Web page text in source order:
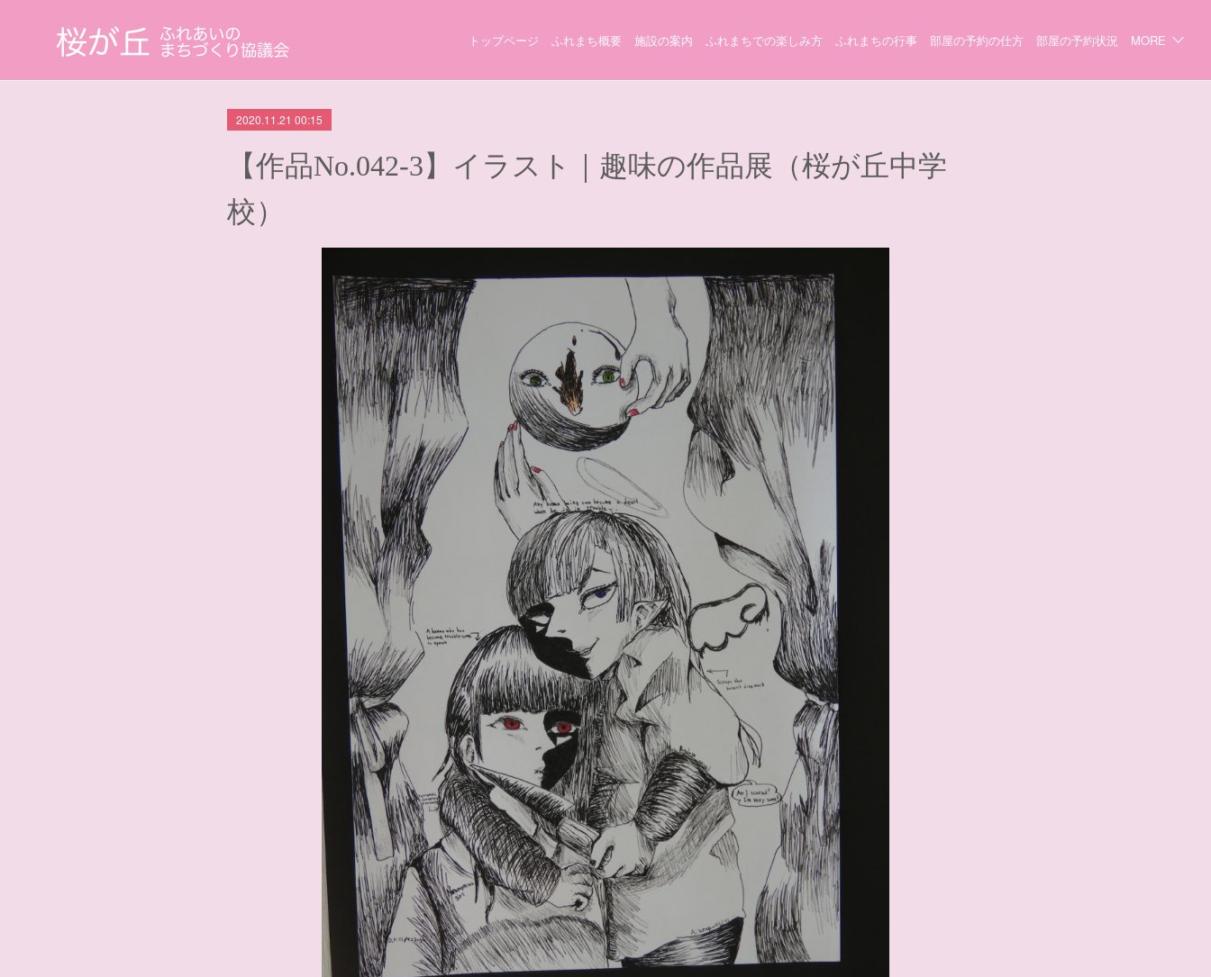
トップページ ふれまち概要 施設の案内 ふれまちでの楽しみ方 ふれまちの行事 部屋の予約の仕方 部屋の予約状況 MORE
2020.11.21 00:15
【作品No.042-3】イラスト｜趣味の作品展（桜が丘中学
校）